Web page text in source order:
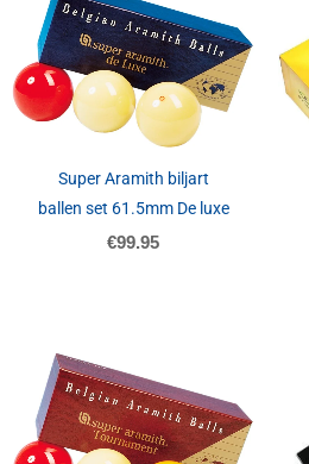
Super Aramith biljart
ballen set 61.5mm De luxe
€99.95